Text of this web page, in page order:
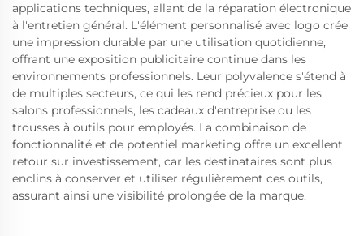
applications techniques, allant de la réparation électronique
à l'entretien général. L'élément personnalisé avec logo crée
une impression durable par une utilisation quotidienne,
offrant une exposition publicitaire continue dans les
environnements professionnels. Leur polyvalence s'étend à
de multiples secteurs, ce qui les rend précieux pour les
salons professionnels, les cadeaux d'entreprise ou les
trousses à outils pour employés. La combinaison de
fonctionnalité et de potentiel marketing offre un excellent
retour sur investissement, car les destinataires sont plus
enclins à conserver et utiliser régulièrement ces outils,
assurant ainsi une visibilité prolongée de la marque.